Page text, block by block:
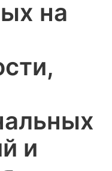
на
и